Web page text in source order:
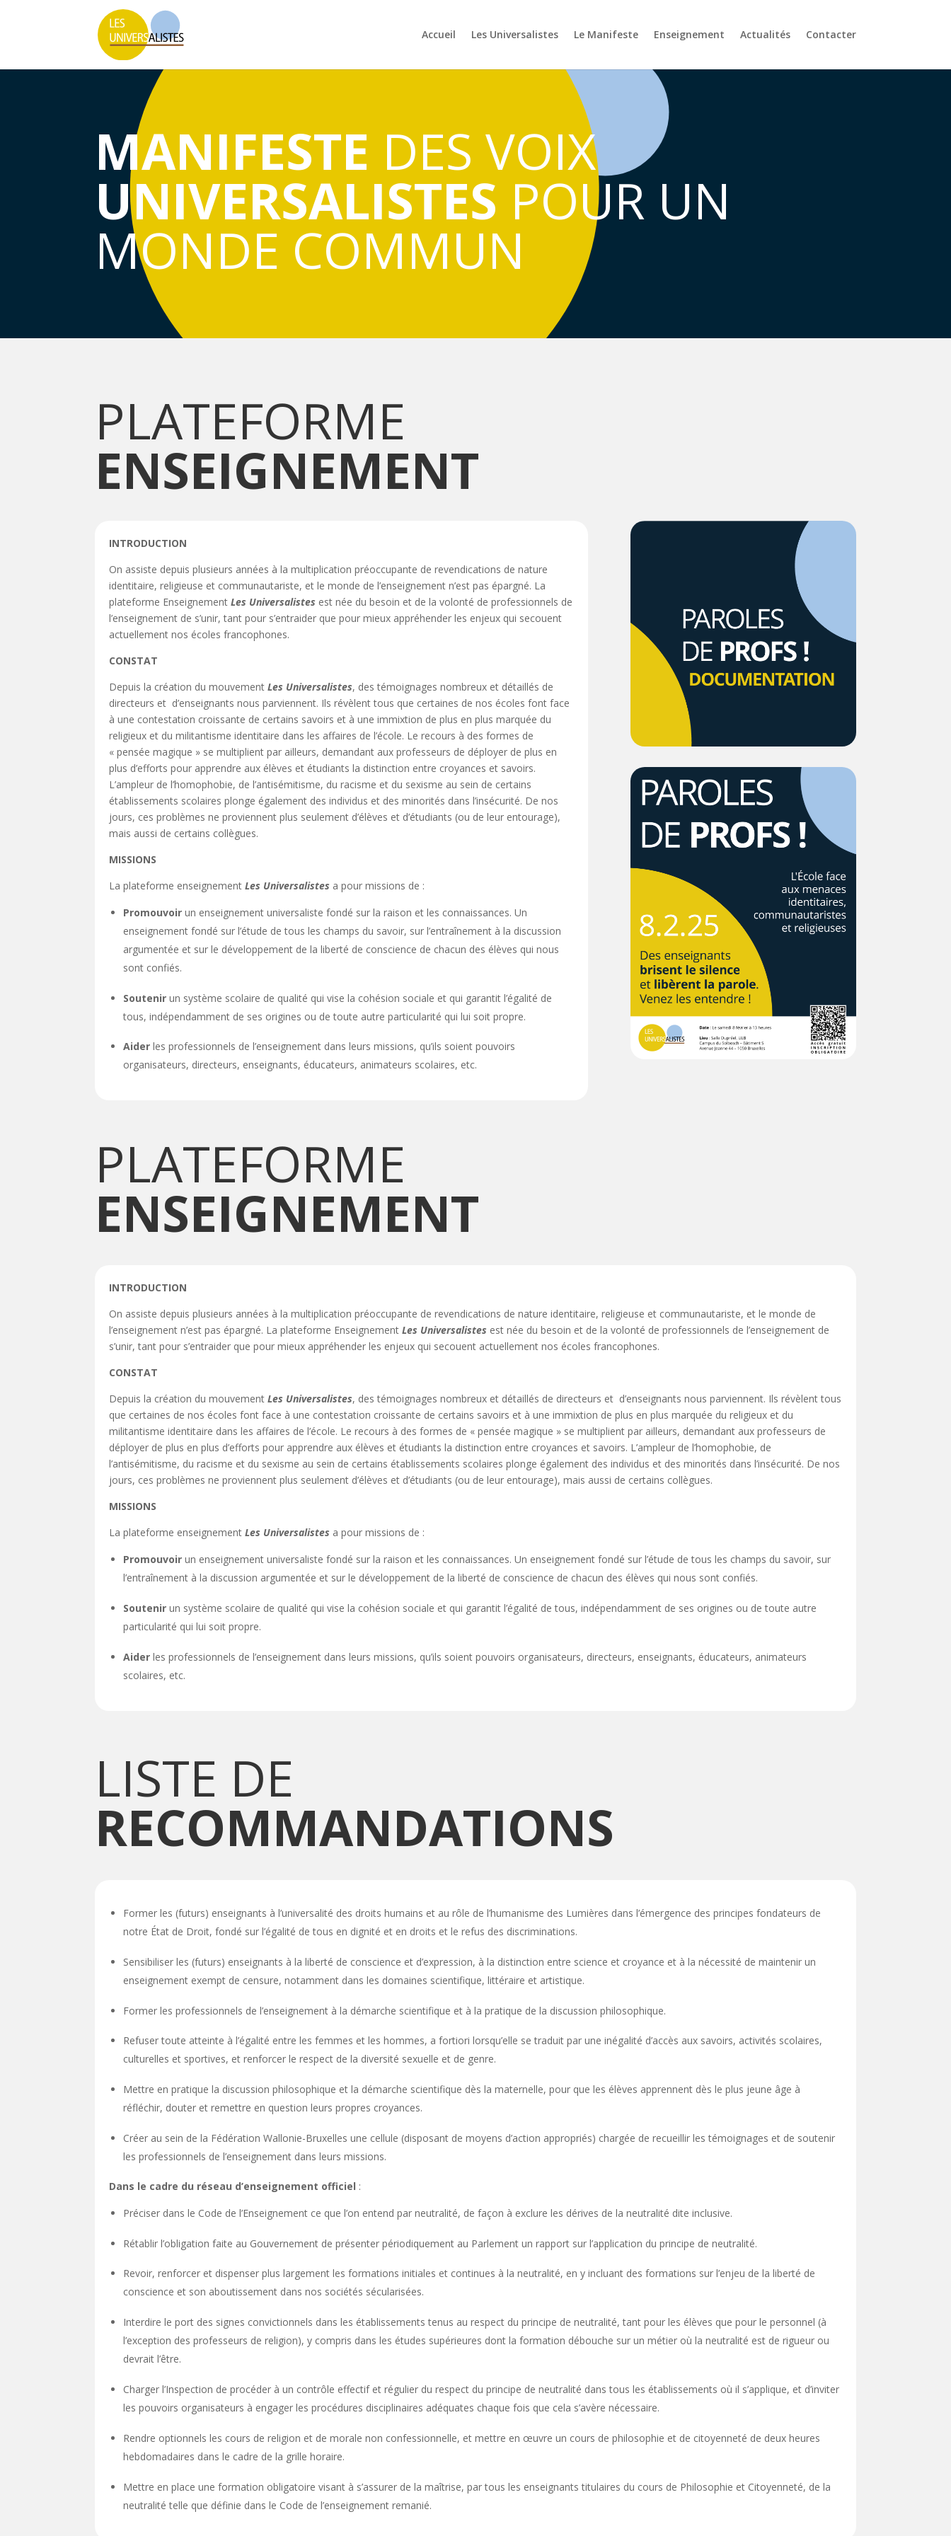
Accueil Les Universalistes Le Manifeste Enseignement Actualités Contacter
MANIFESTE DES VOIX
UNIVERSALISTES POUR UN
MONDE COMMUN
PLATEFORME
ENSEIGNEMENT
INTRODUCTION
On assiste depuis plusieurs années à la multiplication préoccupante de revendications de nature
identitaire, religieuse et communautariste, et le monde de l’enseignement n’est pas épargné. La
plateforme EnseignementLes Universalistes est née du besoin et de la volonté de professionnels de
l’enseignement de s’unir, tant pour s’entraider que pour mieux appréhender les enjeux qui secouent
actuellement nos écoles francophones.
CONSTAT
Depuis la création du mouvementLes Universalistes, des témoignages nombreux et détaillés de
directeurs et d’enseignants nous parviennent. Ils révèlent tous que certaines de nos écoles font face
à une contestation croissante de certains savoirs et à une immixtion de plus en plus marquée du
religieux et du militantisme identitaire dans les affaires de l’école. Le recours à des formes de
« pensée magique » se multiplient par ailleurs, demandant aux professeurs de déployer de plus en
plus d’efforts pour apprendre aux élèves et étudiants la distinction entre croyances et savoirs.
L’ampleur de l’homophobie, de l’antisémitisme, du racisme et du sexisme au sein de certains
établissements scolaires plonge également des individus et des minorités dans l’insécurité. De nos
jours, ces problèmes ne proviennent plus seulement d’élèves et d’étudiants (ou de leur entourage),
mais aussi de certains collègues.
MISSIONS
La plateforme enseignementLes Universalistes a pour missions de :
Promouvoir un enseignement universaliste fondé sur la raison et les connaissances. Un
enseignement fondé sur l’étude de tous les champs du savoir, sur l’entraînement à la discussion
argumentée et sur le développement de la liberté de conscience de chacun des élèves qui nous
sont confiés.
Soutenir un système scolaire de qualité qui vise la cohésion sociale et qui garantit l’égalité de
tous, indépendamment de ses origines ou de toute autre particularité qui lui soit propre.
Aider les professionnels de l’enseignement dans leurs missions, qu’ils soient pouvoirs
organisateurs, directeurs, enseignants, éducateurs, animateurs scolaires, etc.
PLATEFORME
ENSEIGNEMENT
INTRODUCTION
On assiste depuis plusieurs années à la multiplication préoccupante de revendications de nature identitaire, religieuse et communautariste, et le monde de
l’enseignement n’est pas épargné. La plateforme EnseignementLes Universalistes est née du besoin et de la volonté de professionnels de l’enseignement de
s’unir, tant pour s’entraider que pour mieux appréhender les enjeux qui secouent actuellement nos écoles francophones.
CONSTAT
Depuis la création du mouvementLes Universalistes, des témoignages nombreux et détaillés de directeurs et d’enseignants nous parviennent. Ils révèlent tous
que certaines de nos écoles font face à une contestation croissante de certains savoirs et à une immixtion de plus en plus marquée du religieux et du
militantisme identitaire dans les affaires de l’école. Le recours à des formes de « pensée magique » se multiplient par ailleurs, demandant aux professeurs de
déployer de plus en plus d’efforts pour apprendre aux élèves et étudiants la distinction entre croyances et savoirs. L’ampleur de l’homophobie, de
l’antisémitisme, du racisme et du sexisme au sein de certains établissements scolaires plonge également des individus et des minorités dans l’insécurité. De nos
jours, ces problèmes ne proviennent plus seulement d’élèves et d’étudiants (ou de leur entourage), mais aussi de certains collègues.
MISSIONS
La plateforme enseignementLes Universalistes a pour missions de :
Promouvoir un enseignement universaliste fondé sur la raison et les connaissances. Un enseignement fondé sur l’étude de tous les champs du savoir, sur
l’entraînement à la discussion argumentée et sur le développement de la liberté de conscience de chacun des élèves qui nous sont confiés.
Soutenir un système scolaire de qualité qui vise la cohésion sociale et qui garantit l’égalité de tous, indépendamment de ses origines ou de toute autre
particularité qui lui soit propre.
Aider les professionnels de l’enseignement dans leurs missions, qu’ils soient pouvoirs organisateurs, directeurs, enseignants, éducateurs, animateurs
scolaires, etc.
LISTE DE
RECOMMANDATIONS
Former les (futurs) enseignants à l’universalité des droits humains et au rôle de l’humanisme des Lumières dans l’émergence des principes fondateurs de
notre État de Droit, fondé sur l’égalité de tous en dignité et en droits et le refus des discriminations.
Sensibiliser les (futurs) enseignants à la liberté de conscience et d’expression, à la distinction entre science et croyance et à la nécessité de maintenir un
enseignement exempt de censure, notamment dans les domaines scientifique, littéraire et artistique.
Former les professionnels de l’enseignement à la démarche scientifique et à la pratique de la discussion philosophique.
Refuser toute atteinte à l’égalité entre les femmes et les hommes, a fortiori lorsqu’elle se traduit par une inégalité d’accès aux savoirs, activités scolaires,
culturelles et sportives, et renforcer le respect de la diversité sexuelle et de genre.
Mettre en pratique la discussion philosophique et la démarche scientifique dès la maternelle, pour que les élèves apprennent dès le plus jeune âge à
réfléchir, douter et remettre en question leurs propres croyances.
Créer au sein de la Fédération Wallonie-Bruxelles une cellule (disposant de moyens d’action appropriés) chargée de recueillir les témoignages et de soutenir
les professionnels de l’enseignement dans leurs missions.
Dans le cadre du réseau d’enseignement officiel :
Préciser dans le Code de l’Enseignement ce que l’on entend par neutralité, de façon à exclure les dérives de la neutralité dite inclusive.
Rétablir l’obligation faite au Gouvernement de présenter périodiquement au Parlement un rapport sur l’application du principe de neutralité.
Revoir, renforcer et dispenser plus largement les formations initiales et continues à la neutralité, en y incluant des formations sur l’enjeu de la liberté de
conscience et son aboutissement dans nos sociétés sécularisées.
Interdire le port des signes convictionnels dans les établissements tenus au respect du principe de neutralité, tant pour les élèves que pour le personnel (à
l’exception des professeurs de religion), y compris dans les études supérieures dont la formation débouche sur un métier où la neutralité est de rigueur ou
devrait l’être.
Charger l’Inspection de procéder à un contrôle effectif et régulier du respect du principe de neutralité dans tous les établissements où il s’applique, et d’inviter
les pouvoirs organisateurs à engager les procédures disciplinaires adéquates chaque fois que cela s’avère nécessaire.
Rendre optionnels les cours de religion et de morale non confessionnelle, et mettre en œuvre un cours de philosophie et de citoyenneté de deux heures
hebdomadaires dans le cadre de la grille horaire.
Mettre en place une formation obligatoire visant à s’assurer de la maîtrise, par tous les enseignants titulaires du cours de Philosophie et Citoyenneté, de la
neutralité telle que définie dans le Code de l’enseignement remanié.